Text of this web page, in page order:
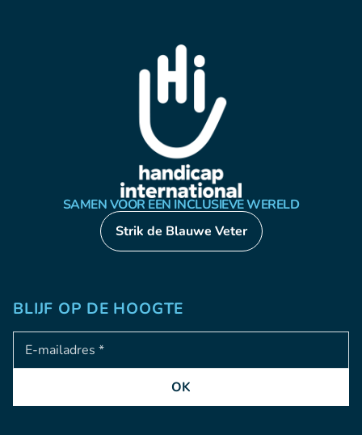
SAMEN VOOR EEN INCLUSIEVE WERELD
Strik de Blauwe Veter
BLIJF OP DE HOOGTE
Adresse e-mail
OK